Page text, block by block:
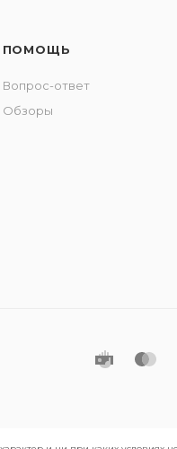
ПОМОЩЬ
Вопрос-ответ
Обзоры